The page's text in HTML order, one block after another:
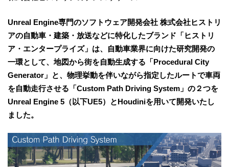
Unreal Engine専門のソフトウェア開発会社 株式会社ヒストリ
アの自動車・建築・放送などに特化したブランド「ヒストリ
ア・エンタープライズ」は、自動車業界に向けた研究開発の
一環として、地図から街を自動生成する「Procedural City
Generator」と、物理挙動を伴いながら指定したルートで車両
を自動走行させる「Custom Path Driving System」の２つを
Unreal Engine 5（以下UE5）とHoudiniを用いて開発いたし
ました。